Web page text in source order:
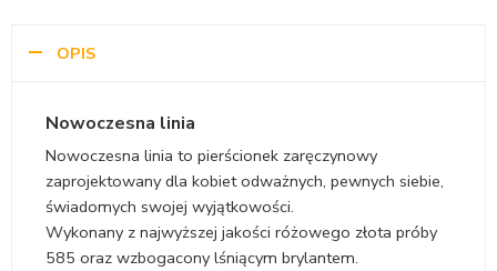
OPIS
Nowoczesna linia
Nowoczesna linia to pierścionek zaręczynowy
zaprojektowany dla kobiet odważnych, pewnych siebie,
świadomych swojej wyjątkowości.
Wykonany z najwyższej jakości różowego złota próby
585 oraz wzbogacony lśniącym brylantem.